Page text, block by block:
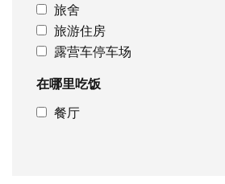
旅舍
旅游住房
露营车停车场
在哪里吃饭
餐厅